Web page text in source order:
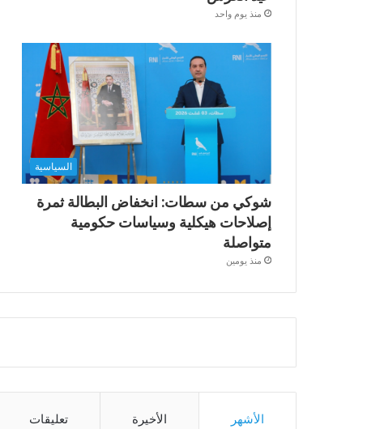
منذ يوم واحد
السياسية
شوكي من سطات: انخفاض البطالة ثمرة
إصلاحات هيكلية وسياسات حكومية
متواصلة
منذ يومين
الأشهر الأخيرة تعليقات